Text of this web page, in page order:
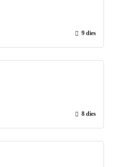
9 dies
8 dies